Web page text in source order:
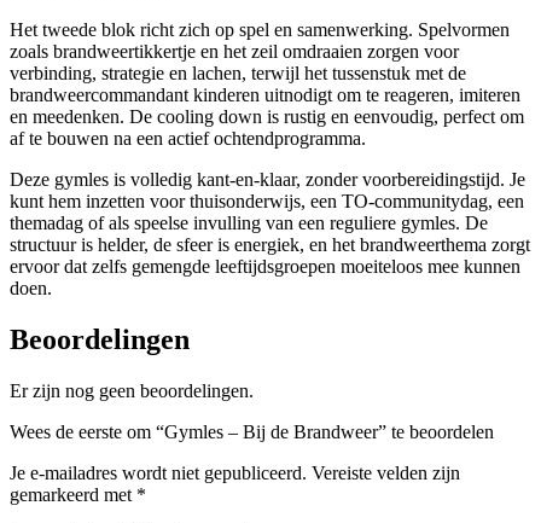
Het tweede blok richt zich op spel en samenwerking. Spelvormen
zoals brandweertikkertje en het zeil omdraaien zorgen voor
verbinding, strategie en lachen, terwijl het tussenstuk met de
brandweercommandant kinderen uitnodigt om te reageren, imiteren
en meedenken. De cooling down is rustig en eenvoudig, perfect om
af te bouwen na een actief ochtendprogramma.
Deze gymles is volledig kant-en-klaar, zonder voorbereidingstijd. Je
kunt hem inzetten voor thuisonderwijs, een TO-communitydag, een
themadag of als speelse invulling van een reguliere gymles. De
structuur is helder, de sfeer is energiek, en het brandweerthema zorgt
ervoor dat zelfs gemengde leeftijdsgroepen moeiteloos mee kunnen
doen.
Beoordelingen
Er zijn nog geen beoordelingen.
Wees de eerste om “Gymles – Bij de Brandweer” te beoordelen
Je e-mailadres wordt niet gepubliceerd. Vereiste velden zijn
gemarkeerd met *